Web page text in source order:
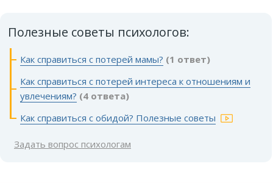
Полезные советы психологов:
Как справиться с потерей мамы? (1 ответ)
Как справиться с потерей интереса к отношениям и
увлечениям? (4 ответа)
Как справиться с обидой? Полезные советы
Задать вопрос психологам